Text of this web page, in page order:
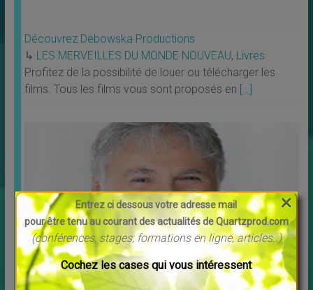
Découvrez Debowska Productions
↳ LES MERVEILLES DU MONDE NOUVEAU, Livres
Profitez de la possibilité de louer ou télécharger les
films. Tous les films vous sont proposés en […]
Message pour l’année 2025 Maitre Saint Germain
↳LES MERVEILLES DU MONDE NOUVEAU
Entrez ci dessous votre adresse mail
pour être tenu au courant des actualités de Quartzprod.com
(conférences, stages, formations en ligne, articles..)
Cochez les cases qui vous intéressent
×